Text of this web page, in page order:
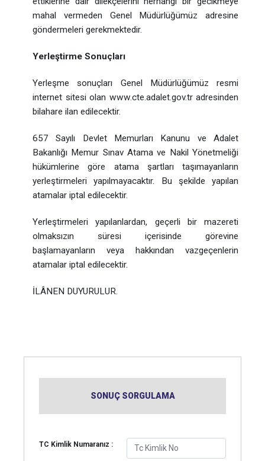
mahal vermeden Genel Müdürlüğümüz adresine
göndermeleri gerekmektedir.
Yerleştirme Sonuçları
Yerleşme sonuçları Genel Müdürlüğümüz resmi
internet sitesi olan www.cte.adalet.gov.tr adresinden
bilahare ilan edilecektir.
657 Sayılı Devlet Memurları Kanunu ve Adalet
Bakanlığı Memur Sınav Atama ve Nakil Yönetmeliği
hükümlerine göre atama şartları taşımayanların
yerleştirmeleri yapılmayacaktır. Bu şekilde yapılan
atamalar iptal edilecektir.
Yerleştirmeleri yapılanlardan, geçerli bir mazereti
olmaksızın süresi içerisinde görevine
başlamayanların veya hakkından vazgeçenlerin
atamalar iptal edilecektir.
İLÂNEN DUYURULUR.
SONUÇ SORGULAMA
TC Kimlik Numaranız :